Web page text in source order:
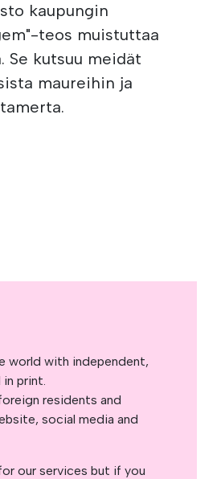
kaupungin
teos muistuttaa
Se kutsuu meidät
maureihin ja
world with independent,
print.
residents and
social media and
our services but if you